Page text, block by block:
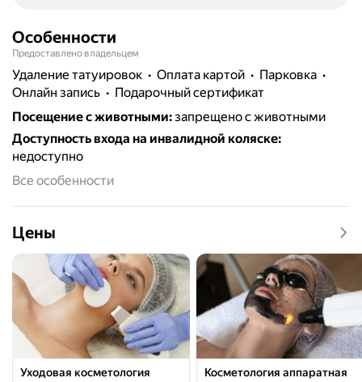
Особенности
Предоставлено владельцем
удаление татуировок Оплата картой
парковка
Онлайн запись
подарочный сертификат
Посещение с животными:запрещено с животными
Доступность входа на инвалидной коляске:
недоступно
Все особенности
Цены
Уходовая косметология
Косметология аппаратная